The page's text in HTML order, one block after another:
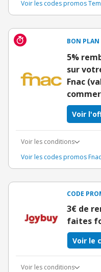
Voir les codes promos
BON PLAN
5%
sur
Fnac
Voir
Voir les conditions
Voir les codes promos
CODE
3€ de
faites
Voir le
Voir les conditions